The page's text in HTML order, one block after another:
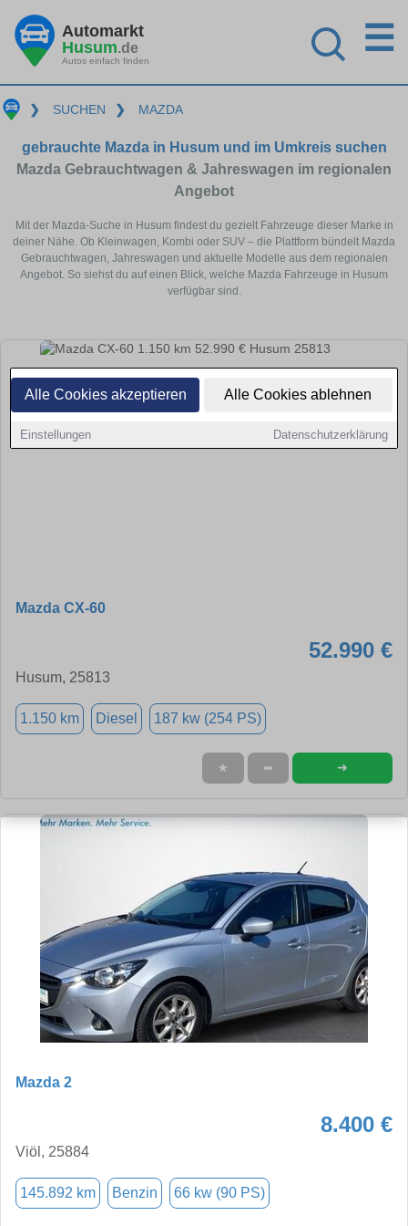
Alle Cookies akzeptieren Alle Cookies ablehnen
Einstellungen Datenschutzerklärung
Automarkt
Husum.de
Autos einfach finden
☰
❯ SUCHEN ❯ MAZDA
gebrauchte Mazda in Husum und im Umkreis suchen
Mazda Gebrauchtwagen & Jahreswagen im regionalen
Angebot
Mit der Mazda-Suche in Husum findest du gezielt Fahrzeuge dieser Marke in
deiner Nähe. Ob Kleinwagen, Kombi oder SUV – die Plattform bündelt Mazda
Gebrauchtwagen, Jahreswagen und aktuelle Modelle aus dem regionalen
Angebot. So siehst du auf einen Blick, welche Mazda Fahrzeuge in Husum
verfügbar sind.
Mazda CX-60
52.990 €
Husum, 25813
1.150 km Diesel 187 kw (254 PS)
★ ➦ ➜
Mazda 2
8.400 €
Viöl, 25884
145.892 km Benzin 66 kw (90 PS)